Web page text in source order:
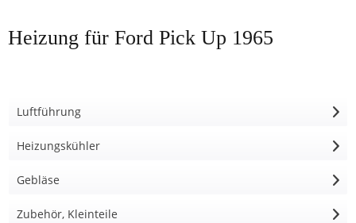
Heizung für Ford Pick Up 1965
Luftführung
Heizungskühler
Gebläse
Zubehör, Kleinteile